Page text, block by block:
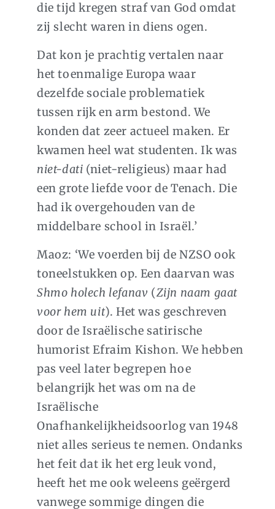
die tijd kregen straf van God omdat
zij slecht waren in diens ogen.
Dat kon je prachtig vertalen naar
het toenmalige Europa waar
dezelfde sociale problematiek
tussen rijk en arm bestond. We
konden dat zeer actueel maken. Er
kwamen heel wat studenten. Ik was
niet-dati (niet-religieus) maar had
een grote liefde voor de Tenach. Die
had ik overgehouden van de
middelbare school in Israël.’
Maoz: ‘We voerden bij de NZSO ook
toneelstukken op. Een daarvan was
Shmo holech lefanav (Zijn naam gaat
voor hem uit). Het was geschreven
door de Israëlische satirische
humorist Efraim Kishon. We hebben
pas veel later begrepen hoe
belangrijk het was om na de
Israëlische
Onafhankelijkheidsoorlog van 1948
niet alles serieus te nemen. Ondanks
het feit dat ik het erg leuk vond,
heeft het me ook weleens geërgerd
vanwege sommige dingen die